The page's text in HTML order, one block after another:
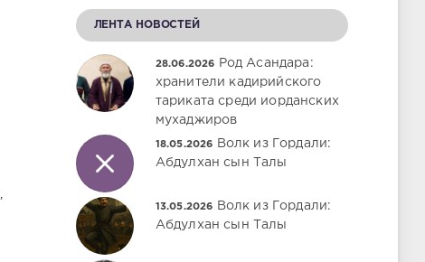
ЛЕНТА НОВОСТЕЙ
28.06.2026
Род Асандара:
хранители кадирийского
тариката среди иорданских
мухаджиров
18.05.2026
Волк из Гордали:
Абдулхан сын Талы
13.05.2026
Волк из Гордали:
Абдулхан сын Талы